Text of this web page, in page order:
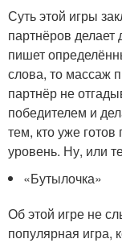
Суть этой игры
партнёров делает
пишет
слова, то массаж
партнёр не
победителем и
тем, кто уже
уровень. Ну, или
«Бутылочка»
Об этой игре не
популярная игра,